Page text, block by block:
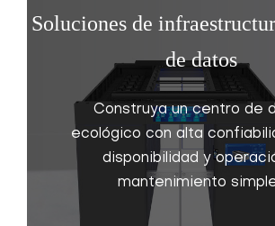
Soluciones de
de datos
Construya un centro de
ecológico con alta
disponibilidad y
mantenimiento